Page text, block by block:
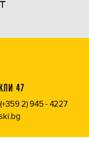
47
2) 945 - 4227